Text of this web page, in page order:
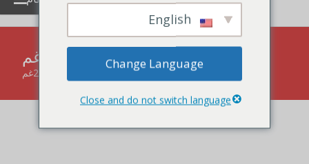
بسكويت بالزبدة المعلب 218غم
الصفحة الرئيسية"المنتجات" بسكويت بالزبدة المعلب 218غم
Change Language
Close and do not switch language